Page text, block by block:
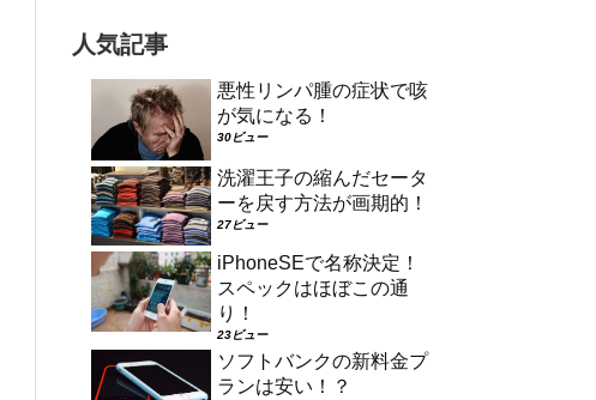
人気記事
悪性リンパ腫の症状で咳
が気になる！
30ビュー
洗濯王子の縮んだセータ
ーを戻す方法が画期的！
27ビュー
iPhoneSEで名称決定！
スペックはほぼこの通
り！
23ビュー
ソフトバンクの新料金プ
ランは安い！？